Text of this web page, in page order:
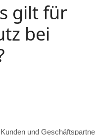
gilt für
bei
unden und